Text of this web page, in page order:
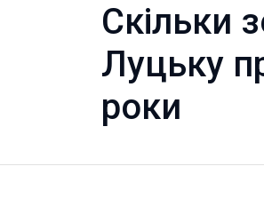
Скільки
Луцьку
роки